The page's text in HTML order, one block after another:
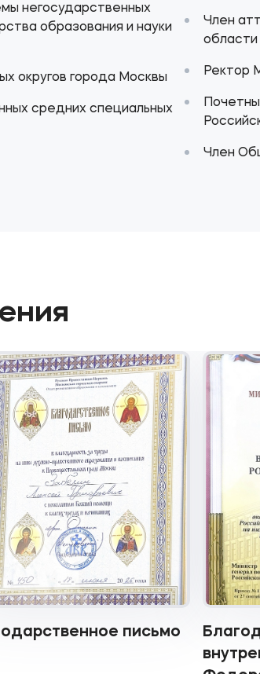
негосударственных
образования и науки
округов города Москвы
средних специальных
Член
области
Ректор
Член
письмо